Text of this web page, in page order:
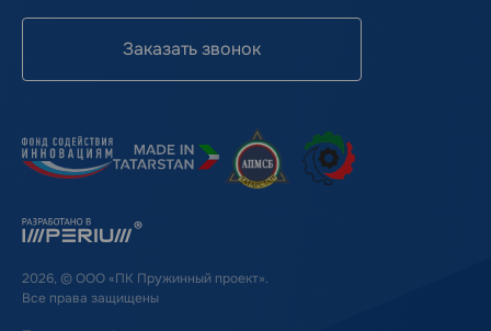
Заказать звонок
2026, © ООО «ПК Пружинный проект».
Все права защищены